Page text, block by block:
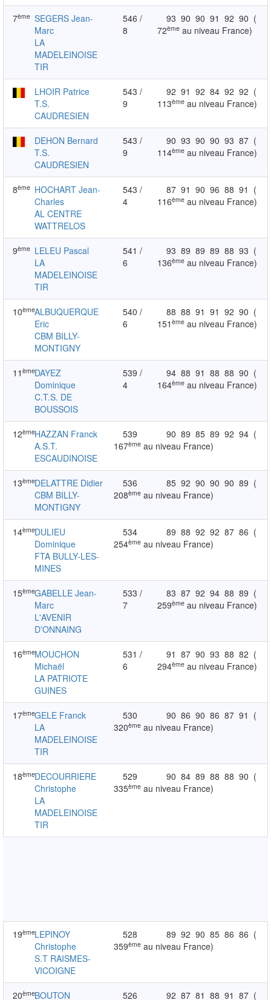
7ème SEGERS Jean-
Marc
LA
MADELEINOISE
TIR
546 /
8
93 90 90 91 92 90 (
72ème au niveau France)
LHOIR Patrice
T.S.
CAUDRESIEN
543 /
9
92 91 92 84 92 92 (
113ème au niveau France)
DEHON Bernard
T.S.
CAUDRESIEN
543 /
9
90 93 90 90 93 87 (
114ème au niveau France)
8ème HOCHART Jean-
Charles
AL CENTRE
WATTRELOS
543 /
4
87 91 90 96 88 91 (
116ème au niveau France)
9ème LELEU Pascal
LA
MADELEINOISE
TIR
541 /
6
93 89 89 89 88 93 (
136ème au niveau France)
10èmeALBUQUERQUE
Eric
CBM BILLY-
MONTIGNY
540 /
6
88 88 91 91 92 90 (
151ème au niveau France)
11 èmeDAYEZ
Dominique
C.T.S. DE
BOUSSOIS
539 /
4
94 88 91 88 88 90 (
164ème au niveau France)
12èmeHAZZAN Franck
A.S.T.
ESCAUDINOISE
539 90 89 85 89 92 94 (
167èmeau niveau France)
13èmeDELATTRE Didier
CBM BILLY-
MONTIGNY
536 85 92 90 90 90 89 (
208èmeau niveau France)
14èmeDULIEU
Dominique
FTA BULLY-LES-
MINES
534 89 88 92 92 87 86 (
254èmeau niveau France)
15èmeGABELLE Jean-
Marc
L'AVENIR
D'ONNAING
533 /
7
83 87 92 94 88 89 (
259ème au niveau France)
16èmeMOUCHON
Michaël
LA PATRIOTE
GUINES
531 /
6
91 87 90 93 88 82 (
294ème au niveau France)
17èmeGELE Franck
LA
MADELEINOISE
TIR
530 90 86 90 86 87 91 (
320èmeau niveau France)
18èmeDECOURRIERE
Christophe
LA
MADELEINOISE
TIR
529 90 84 89 88 88 90 (
335èmeau niveau France)
19èmeLEPINOY
Christophe
S.T RAISMES-
VICOIGNE
528 89 92 90 85 86 86 (
359èmeau niveau France)
20èmeBOUTON 526 92 87 81 88 91 87 (